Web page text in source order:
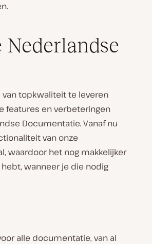
topkwaliteit te leveren
features en verbeteringen
Documentatie. Vanaf nu
van onze
waardoor het nog makkelijker
wanneer je die nodig
alle documentatie, van al